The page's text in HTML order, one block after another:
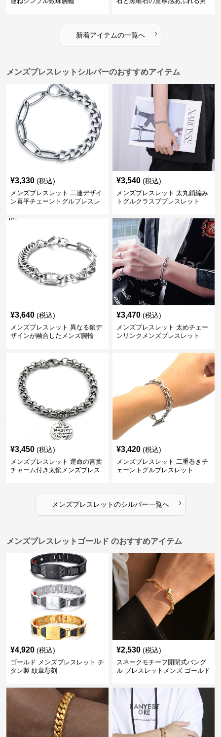
新着アイテムの一覧へ ›
メンズブレスレットシルバーのおすすめアイテム
¥3,330 (税込)
メンズブレスレット 二連デザイ
ン喜平チェーントグルブレスレ
¥3,540 (税込)
メンズブレスレット 太丸鎖編み
トグルクラスプブレスレット
¥3,640 (税込)
メンズブレスレット 異なる鎖デ
ザインが融合したメンズ腕輪
¥3,470 (税込)
メンズブレスレット 太めチェー
ンリンクメンズブレスレット
¥3,450 (税込)
メンズブレスレット 運命の言葉
チャーム付き太鎖メンズブレス
¥3,420 (税込)
メンズブレスレット 二重巻きチ
ェーントグルブレスレット
メンズブレスレットのシルバー一覧へ ›
メンズブレスレットゴールド のおすすめアイテム
¥4,920 (税込)
ゴールド メンズブレスレット チ
タン製 紋章彫刻
¥2,530 (税込)
スネークモチーフ開閉式バング
ル ブレスレットメンズ ゴールド